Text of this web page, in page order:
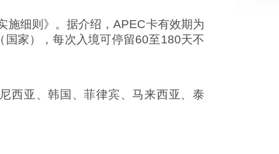
施细则》。据介绍，APEC卡有效期为
家），每次入境可停留60至180天不
西亚、韩国、菲律宾、马来西亚、泰